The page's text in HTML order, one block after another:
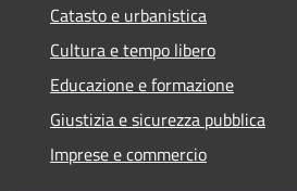
Catasto e urbanistica
Cultura e tempo libero
Educazione e formazione
Giustizia e sicurezza pubblica
Imprese e commercio